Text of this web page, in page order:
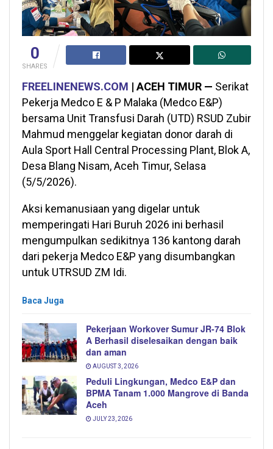
0
SHARES
FREELINENEWS.COM | ACEH TIMUR — Serikat
Pekerja Medco E & P Malaka (Medco E&P)
bersama Unit Transfusi Darah (UTD) RSUD Zubir
Mahmud menggelar kegiatan donor darah di
Aula Sport Hall Central Processing Plant, Blok A,
Desa Blang Nisam, Aceh Timur, Selasa
(5/5/2026).
Aksi kemanusiaan yang digelar untuk
memperingati Hari Buruh 2026 ini berhasil
mengumpulkan sedikitnya 136 kantong darah
dari pekerja Medco E&P yang disumbangkan
untuk UTRSUD ZM Idi.
Baca Juga
Pekerjaan Workover Sumur JR-74 Blok
A Berhasil diselesaikan dengan baik
dan aman
AUGUST 3, 2026
Peduli Lingkungan, Medco E&P dan
BPMA Tanam 1.000 Mangrove di Banda
Aceh
JULY 23, 2026